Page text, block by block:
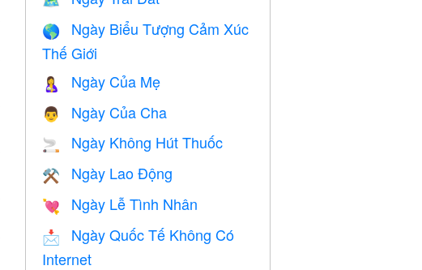
🌎
Ngày Biểu Tượng Cảm Xúc
Thế Giới
🤱 Ngày Của Mẹ
👨 Ngày Của Cha
🚬 Ngày Không Hút Thuốc
⚒️ Ngày Lao Động
💘 Ngày Lễ Tình Nhân
📩
Ngày Quốc Tế Không Có
Internet